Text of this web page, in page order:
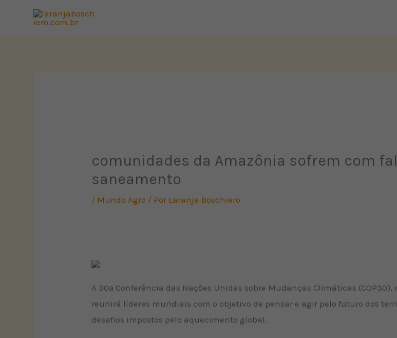
comunidades da Amazônia sofrem com
saneamento
/ Mundo Agro / Por Laranja Boschiero
A 30ª Conferência das Nações Unidas sobre Mudanças Climáticas
reunirá líderes mundiais com o objetivo de pensar e agir pelo futuro dos
desafios impostos pelo aquecimento global.